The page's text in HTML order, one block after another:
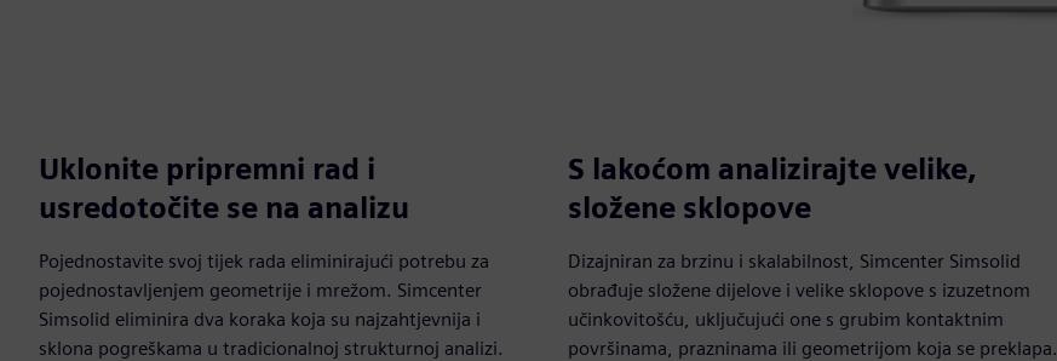
Uklonite pripremni rad i
usredotočite se na analizu
Pojednostavite svoj tijek rada eliminirajući potrebu za
pojednostavljenjem geometrije i mrežom. Simcenter
Simsolid eliminira dva koraka koja su najzahtjevnija i
sklona pogreškama u tradicionalnoj strukturnoj analizi.
S lakoćom analizirajte velike,
složene sklopove
Dizajniran za brzinu i skalabilnost, Simcenter Simsolid
obrađuje složene dijelove i velike sklopove s izuzetnom
učinkovitošću, uključujući one s grubim kontaktnim
površinama, prazninama ili geometrijom koja se preklapa.